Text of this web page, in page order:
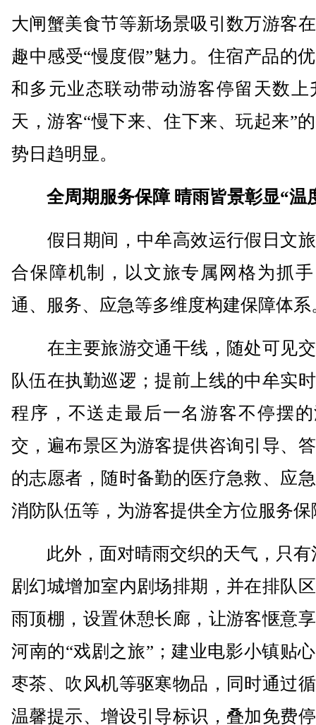
大闸蟹美食节等新场景吸引数万游客
趣中感受“慢度假”魅力。住宿产品的
和多元业态联动带动游客停留天数上
天，游客“慢下来、住下来、玩起来”
势日趋明显。
全周期服务保障 晴雨皆景彰显“温
假日期间，中牟高效运行假日文
合保障机制，以文旅专属网格为抓
通、服务、应急等多维度构建保障体系
在主要旅游交通干线，随处可见
队伍在执勤巡逻；提前上线的中牟实
程序，不送走最后一名游客不停摆
交，遍布景区为游客提供咨询引导、
的志愿者，随时备勤的医疗急救、应
消防队伍等，为游客提供全方位服务保
此外，面对晴雨交织的天气，只有
剧幻城增加室内剧场排期，并在排队
雨顶棚，设置休憩长廊，让游客惬意
河南的“戏剧之旅”；建业电影小镇贴
枣茶、吹风机等驱寒物品，同时通过
温馨提示、增设引导标识，叠加免费